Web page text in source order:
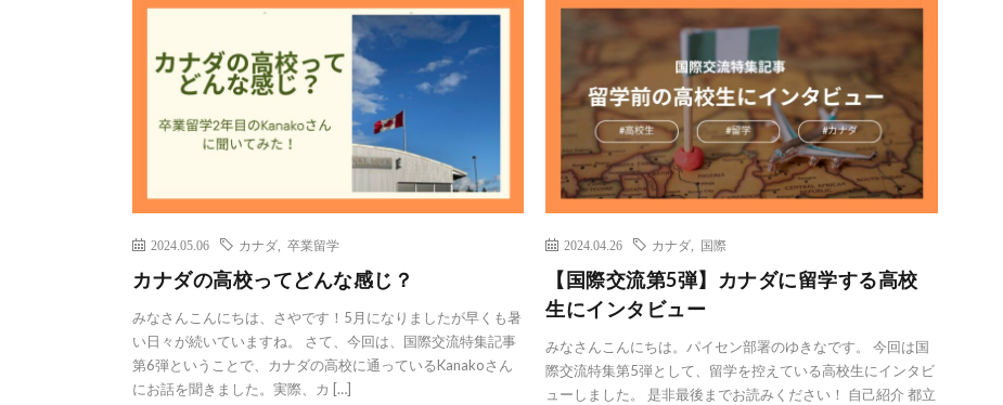
2024.05.06 カナダ 卒業留学
カナダの高校ってどんな感じ？
みなさんこんにちは、さやです！5月になりましたが早くも暑
い日々が続いていますね。 さて、今回は、国際交流特集記事
第6弾ということで、カナダの高校に通っているKanakoさん
にお話を聞きました。実際、カ […]
2024.04.26 カナダ 国際
【国際交流第5弾】カナダに留学する高校
生にインタビュー
みなさんこんにちは。パイセン部署のゆきなです。 今回は国
際交流特集第5弾として、留学を控えている高校生にインタビ
ューしました。 是非最後までお読みください！ 自己紹介 都立